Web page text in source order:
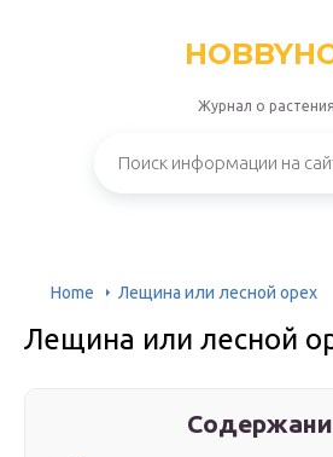
Журнал о
Home Лещина или лесной орех
Лещина или лесной